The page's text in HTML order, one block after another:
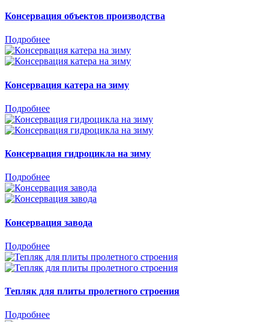
Консервация объектов производства
Подробнее
Консервация катера на зиму
Подробнее
Консервация гидроцикла на зиму
Подробнее
Консервация завода
Подробнее
Тепляк для плиты пролетного строения
Подробнее